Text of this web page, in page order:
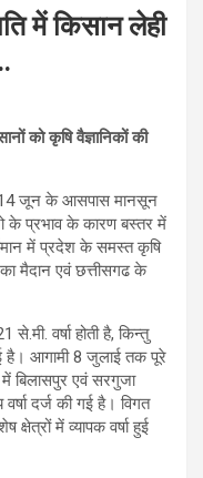
में किसान लेही
को कृषि वैज्ञानिकों की
14 जून के आसपास मानसून
के प्रभाव के कारण बस्तर में
में प्रदेश के समस्त कृषि
मैदान एवं छत्तीसगढ के
वर्षा होती है, किन्तु
है। आगामी 8 जुलाई तक पूरे
में बिलासपुर एवं सरगुजा
दर्ज की गई है। विगत
क्षेत्रों में व्यापक वर्षा हुई